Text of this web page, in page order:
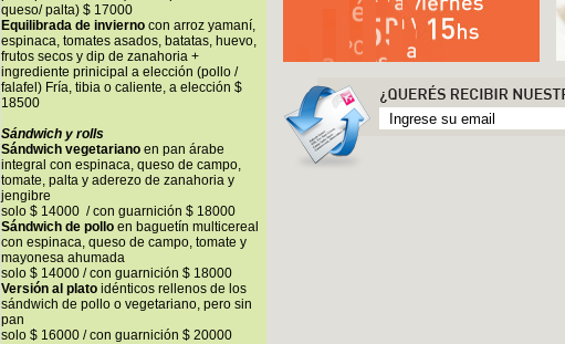
queso/ palta) $ 17000
Equilibrada de invierno con arroz yamaní,
espinaca, tomates asados, batatas, huevo,
frutos secos y dip de zanahoria +
ingrediente prinicipal a elección (pollo /
falafel) Fría, tibia o caliente, a elección $
18500
Sándwich y rolls
Sándwich vegetariano en pan árabe
integral con espinaca, queso de campo,
tomate, palta y aderezo de zanahoria y
jengibre
solo $ 14000 / con guarnición $ 18000
Sándwich de pollo en baguetín multicereal
con espinaca, queso de campo, tomate y
mayonesa ahumada
solo $ 14000 / con guarnición $ 18000
Versión al plato idénticos rellenos de los
sándwich de pollo o vegetariano, pero sin
pan
solo $ 16000 / con guarnición $ 20000